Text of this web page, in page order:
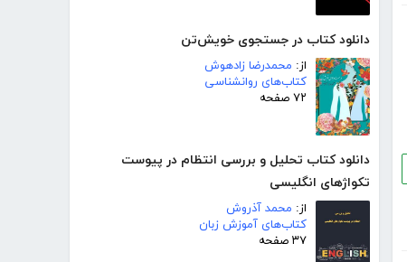
دانلود کتاب در جستجوی خویش‌تن
از: محمدرضا زادهوش
کتاب‌های روانشناسی
۷۲ صفحه
دانلود کتاب تحلیل و بررسی انتظام در پیوست
تکواژهای انگلیسی
از: محمد آذروش
کتاب‌های آموزش زبان
۳۷ صفحه